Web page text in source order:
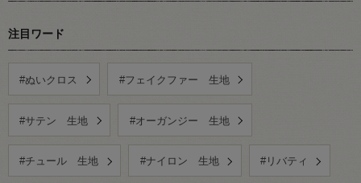
注目ワード
#ぬいクロス #フェイクファー 生地
#サテン 生地 #オーガンジー 生地
#チュール 生地 #ナイロン 生地 #リバティ